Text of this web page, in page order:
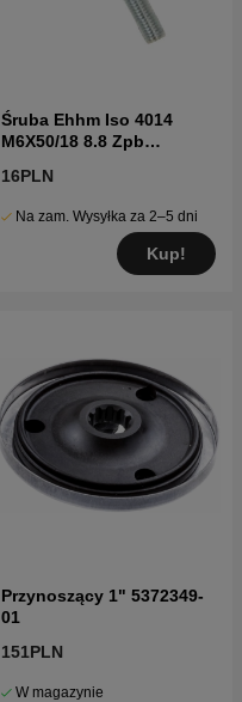
Śruba Ehhm Iso 4014
M6X50/18 8.8 Zpb
16PLN
Na zam. Wysyłka za 2–5 dni
Kup!
Przynoszący 1" 5372349-
01
151PLN
W magazynie